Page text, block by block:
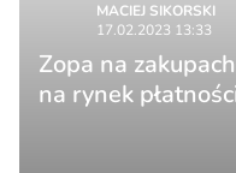
MACIEJ SIKORSKI
17.02.2023 13:33
Zopa na
na rynek